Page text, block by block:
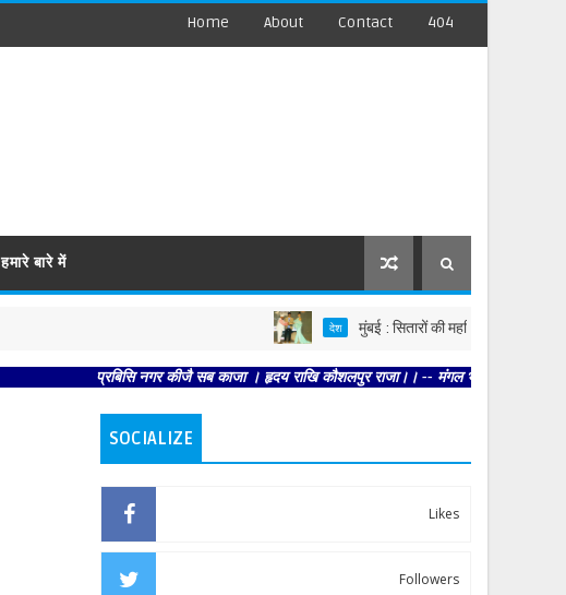
Home About Contact 404
हमारे बारे में
देश मुंबई : सितारों की महफिल में डॉ. खोजा का जलवा
प्रबिसि नगर कीजै सब काजा । हृदय राखि कौशलपुर राजा।। -- मंगल भवन अमंगल हारी। द्रवहु
SOCIALIZE
Likes
Followers